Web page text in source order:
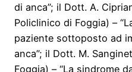
di anca”; il Dott. A.
Policlinico di Foggia) –
paziente sottoposto ad
anca”; il Dott. M.
Foggia) – “La sindrome